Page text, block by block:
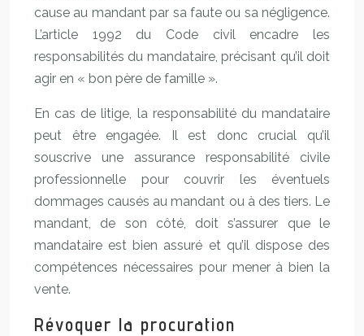
cause au mandant par sa faute ou sa négligence.
L’article 1992 du Code civil encadre les
responsabilités du mandataire, précisant qu’il doit
agir en « bon père de famille ».
En cas de litige, la responsabilité du mandataire
peut être engagée. Il est donc crucial qu’il
souscrive une assurance responsabilité civile
professionnelle pour couvrir les éventuels
dommages causés au mandant ou à des tiers. Le
mandant, de son côté, doit s’assurer que le
mandataire est bien assuré et qu’il dispose des
compétences nécessaires pour mener à bien la
vente.
Révoquer la procuration